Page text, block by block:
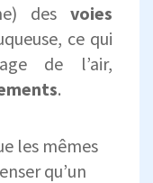
des voies
ce qui
de l’air,
.
les mêmes
qu’un